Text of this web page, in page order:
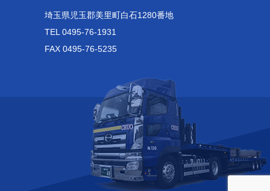
埼玉県児玉郡美里町白石1280番地
TEL 0495-76-1931
FAX 0495-76-5235